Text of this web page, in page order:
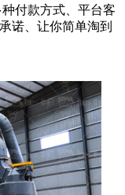
付款方式、平台客
诺、让你简单淘到